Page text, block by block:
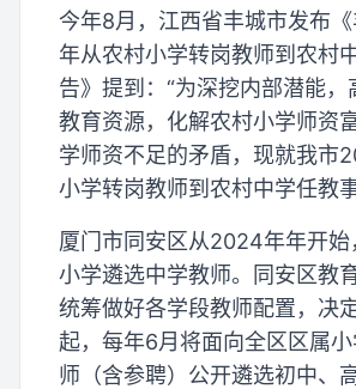
今年8月，江西省丰城市发布
年从农村小学转岗教师到农村
告》提到：“为深挖内部潜能，
教育资源，化解农村小学师资
学师资不足的矛盾，现就我市
小学转岗教师到农村中学任教
厦门市同安区从2024年年开始
小学遴选中学教师。同安区教
统筹做好各学段教师配置，决
起，每年6月将面向全区区属
师（含参聘）公开遴选初中、